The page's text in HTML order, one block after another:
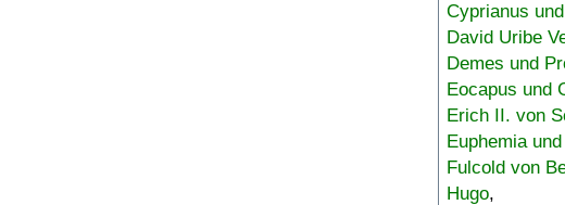
Cyprianus
David Uribe
Demes und
Eocapus und
Erich II. von
Euphemia
Fulcold von
Hugo,